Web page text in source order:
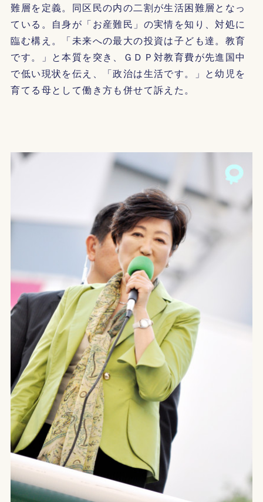
難層を定義。同区民の内の二割が生活困難層となっ
ている。自身が「お産難民」の実情を知り、対処に
臨む構え。「未来への最大の投資は子ども達。教育
です。」と本質を突き、ＧＤＰ対教育費が先進国中
で低い現状を伝え、「政治は生活です。」と幼児を
育てる母として働き方も併せて訴えた。